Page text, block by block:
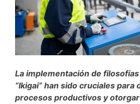
La implementación de filosofías
“Ikigai” han sido cruciales para
procesos productivos y